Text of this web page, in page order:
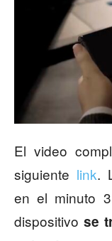
El video
siguiente link.
en el minuto
dispositivo se